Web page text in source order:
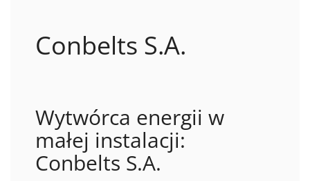
Conbelts S.A.
Wytwórca energii w
małej instalacji:
Conbelts S.A.